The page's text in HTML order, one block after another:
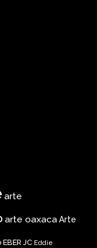
arte
arte oaxacaArte
EBER JC Eddie